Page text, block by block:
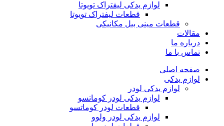
لوازم یدکی لیفتراک تویوتا
قطعات لیفتراک تویوتا
قطعات مینی بیل مکانیکی
ما
با ما
اصلی
یدکی
لوازم یدکی لودر
لوازم یدکی لودر کوماتسو
قطعات لودر کوماتسو
لوازم یدکی لودر ولوو